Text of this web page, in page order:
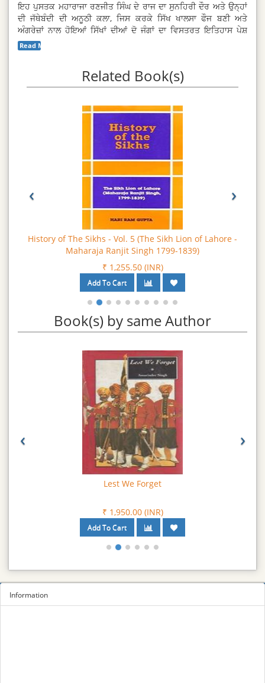
ਇਹ ਪੁਸਤਕ ਮਹਾਰਾਜਾ ਰਣਜੀਤ ਸਿੰਘ ਦੇ ਰਾਜ ਦਾ ਸੁਨਹਿਰੀ ਦੌਰ ਅਤੇ ਉਨ੍ਹਾਂ
ਦੀ ਜੱਥੇਬੰਦੀ ਦੀ ਅਨੂਠੀ ਕਲਾ, ਜਿਸ ਕਰਕੇ ਸਿੱਖ ਖਾਲਸਾ ਫੌਜ ਬਣੀ ਅਤੇ
ਅੰਗਰੇਜ਼ਾਂ ਨਾਲ ਹੋਇਆਂ ਸਿੱਖਾਂ ਦੀਆਂ ਦੋ ਜੰਗਾਂ ਦਾ ਵਿਸਤਰਤ ਇਤਿਹਾਸ ਪੇਸ਼
ਕਰਦੀ ਹੈ ।
Read More...
Related Book(s)
History of The Sikhs - Vol. 5 (The Sikh Lion of Lahore -
Maharaja Ranjit Singh 1799-1839)
₹ 1,255.50 (INR)
‹ ›
Book(s) by same Author
Lest We Forget
₹ 1,950.00 (INR)
‹ ›
Information